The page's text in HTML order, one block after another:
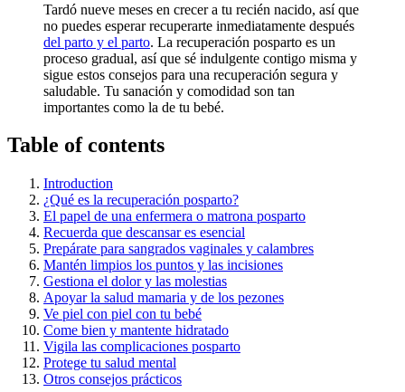
Tardó nueve meses en crecer a tu recién nacido, así que
no puedes esperar recuperarte inmediatamente después
del parto y el parto. La recuperación posparto es un
proceso gradual, así que sé indulgente contigo misma y
sigue estos consejos para una recuperación segura y
saludable. Tu sanación y comodidad son tan
importantes como la de tu bebé.
Table of contents
Introduction
¿Qué es la recuperación posparto?
El papel de una enfermera o matrona posparto
Recuerda que descansar es esencial
Prepárate para sangrados vaginales y calambres
Mantén limpios los puntos y las incisiones
Gestiona el dolor y las molestias
Apoyar la salud mamaria y de los pezones
Ve piel con piel con tu bebé
Come bien y mantente hidratado
Vigila las complicaciones posparto
Protege tu salud mental
Otros consejos prácticos